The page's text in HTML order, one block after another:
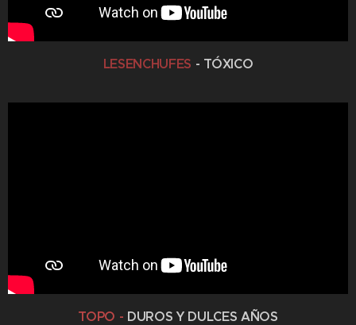
LESENCHUFES - TÓXICO
TOPO - DUROS Y DULCES AÑOS